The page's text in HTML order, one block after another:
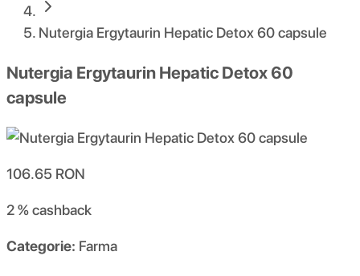
Nutergia Ergytaurin Hepatic Detox 60 capsule
Nutergia Ergytaurin Hepatic Detox 60
capsule
106.65 RON
2 %cashback
Categorie: Farma